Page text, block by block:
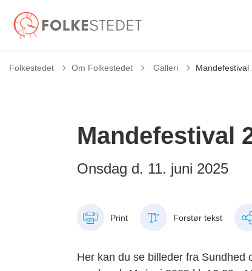
Folkestedet Om Folkestedet Tilbage til
Galleri Mandefestival
Mandefestival
Onsdag d. 11. juni 2025
Print Forstør tekst
Her kan du se billeder fra Sundhed